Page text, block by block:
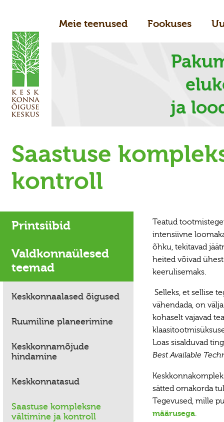
Meie teenused Fookuses
ja
Saastuse
kontroll
Printsiibid
Valdkonnaülesed
teemad
Keskkonnaalased õigused
Ruumiline planeerimine
Keskkonnamõjude
hindamine
Keskkonnatasud
Saastuse kompleksne
vältimine ja kontroll
Teatud
intensiivne
õhku, tekitavad
heited võivad
keerulisemaks.
Selleks, et sellise
vähendada, on
kohaselt vajavad
Loas sisalduvad
Best Available
sätted omakorda
Tegevused, mille
määrusega.